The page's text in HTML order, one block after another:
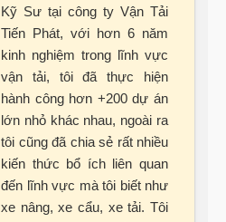
Kỹ Sư tại công ty Vận Tải
Tiến Phát, với hơn 6 năm
kinh nghiệm trong lĩnh vực
vận tải, tôi đã thực hiện
hành công hơn +200 dự án
lớn nhỏ khác nhau, ngoài ra
tôi cũng đã chia sẻ rất nhiều
kiến thức bổ ích liên quan
đến lĩnh vực mà tôi biết như
xe nâng, xe cẩu, xe tải. Tôi